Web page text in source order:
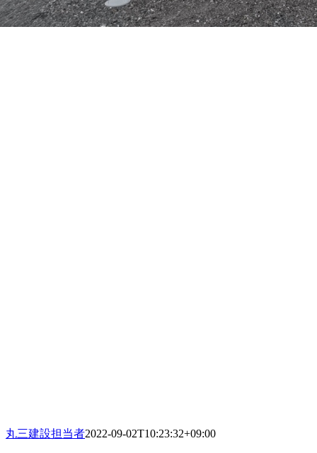
丸三建設担当者2022-09-02T10:23:32+09:00